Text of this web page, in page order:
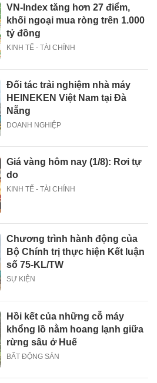
VN-Index tăng hơn 27 điểm,
khối ngoại mua ròng trên 1.000
tỷ đồng
KINH TẾ - TÀI CHÍNH
Đối tác trải nghiệm nhà máy
HEINEKEN Việt Nam tại Đà
Nẵng
DOANH NGHIỆP
Giá vàng hôm nay (1/8): Rơi tự
do
KINH TẾ - TÀI CHÍNH
Chương trình hành động của
Bộ Chính trị thực hiện Kết luận
số 75-KL/TW
SỰ KIỆN
Hồi kết của những cỗ máy
khổng lồ nằm hoang lạnh giữa
rừng sâu ở Huế
BẤT ĐỘNG SẢN